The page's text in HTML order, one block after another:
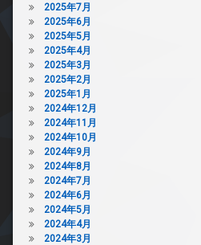
2025年7月
2025年6月
2025年5月
2025年4月
2025年3月
2025年2月
2025年1月
2024年12月
2024年11月
2024年10月
2024年9月
2024年8月
2024年7月
2024年6月
2024年5月
2024年4月
2024年3月